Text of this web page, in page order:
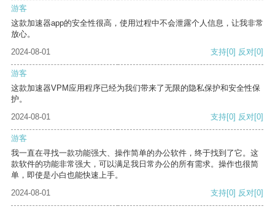
游客
这款加速器app的安全性很高，使用过程中不会泄露个人信息，让我非常
放心。
2024-08-01
支持[0] 反对[0]
游客
这款加速器VPM应用程序已经为我们带来了无限的隐私保护和安全性保
护。
2024-08-01
支持[0] 反对[0]
游客
我一直在寻找一款功能强大、操作简单的办公软件，终于找到了它。这
款软件的功能非常强大，可以满足我日常办公的所有需求。操作也很简
单，即使是小白也能快速上手。
2024-08-01
支持[0] 反对[0]